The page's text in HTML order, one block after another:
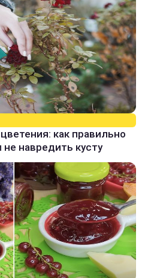
как правильно
навредить кусту